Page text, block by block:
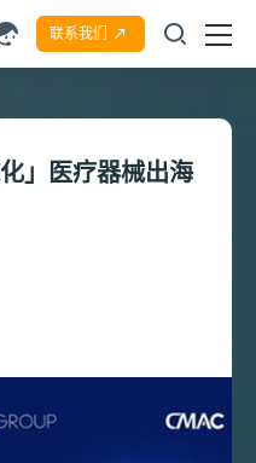
联系我们
」医疗器械出海